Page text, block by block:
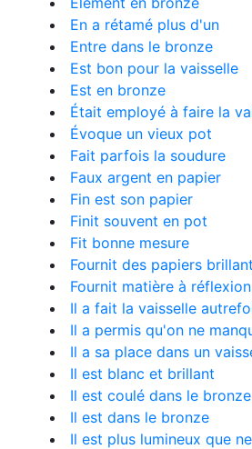
En a rétamé plus d'un
Entre dans le bronze
Est bon pour la vaisselle
Est en bronze
Était employé à faire la
Évoque un vieux pot
Fait parfois la soudure
Faux argent en papier
Fin est son papier
Finit souvent en pot
Fit bonne mesure
Fournit des papiers
Fournit matière à réflexion
Il a fait la vaisselle
Il a permis qu'on ne
Il a sa place dans un
Il est blanc et brillant
Il est coulé dans le bronze
Il est dans le bronze
Il est plus lumineux que